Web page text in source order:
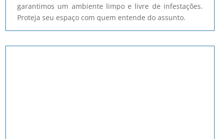
garantimos um ambiente limpo e livre de infestações.
Proteja seu espaço com quem entende do assunto.